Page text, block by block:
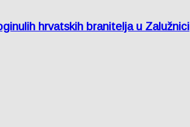
hrvatskih branitelja u Zalužnici